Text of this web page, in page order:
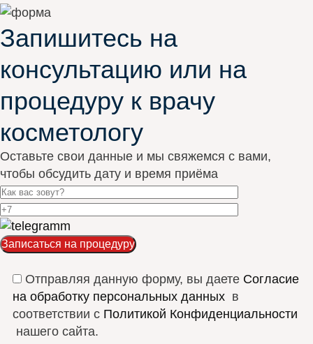
Запишитесь на
консультацию или на
процедуру к врачу
косметологу
Оставьте свои данные и мы свяжемся с вами,
чтобы обсудить дату и время приёма
Отправляя данную форму, вы даете Согласие
на обработку персональных данных в
соответствии с Политикой Конфиденциальности
нашего сайта.